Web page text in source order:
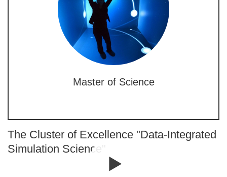
Master of Science
The Cluster of Excellence "Data-Integrated
Simulation Science"